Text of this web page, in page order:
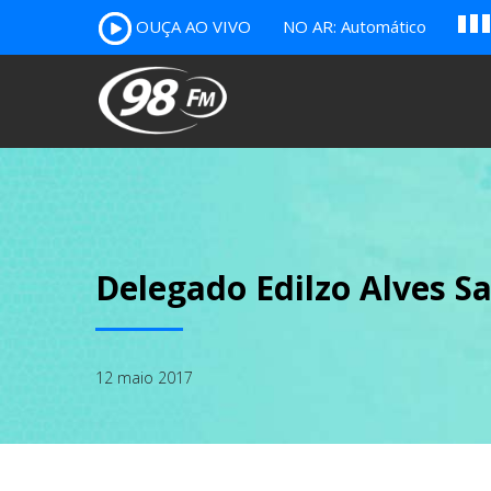
OUÇA AO VIVO NO AR: Automático B c
Delegado Edilzo Alves
12 maio 2017